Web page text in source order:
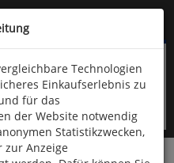
960
Technologien
Einkaufserlebnis zu
für das
der Website notwendig
Statistikzwecken,
Anzeige